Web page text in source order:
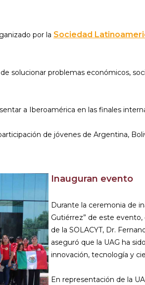
por la Sociedad
solucionar problemas económicos,
a Iberoamérica en las finales
de jóvenes de Argentina,
Inauguran evento
Durante la ceremonia de
Gutiérrez” de este
de la SOLACYT, Dr.
aseguró que la UAG ha
innovación, tecnología y
En representación de la